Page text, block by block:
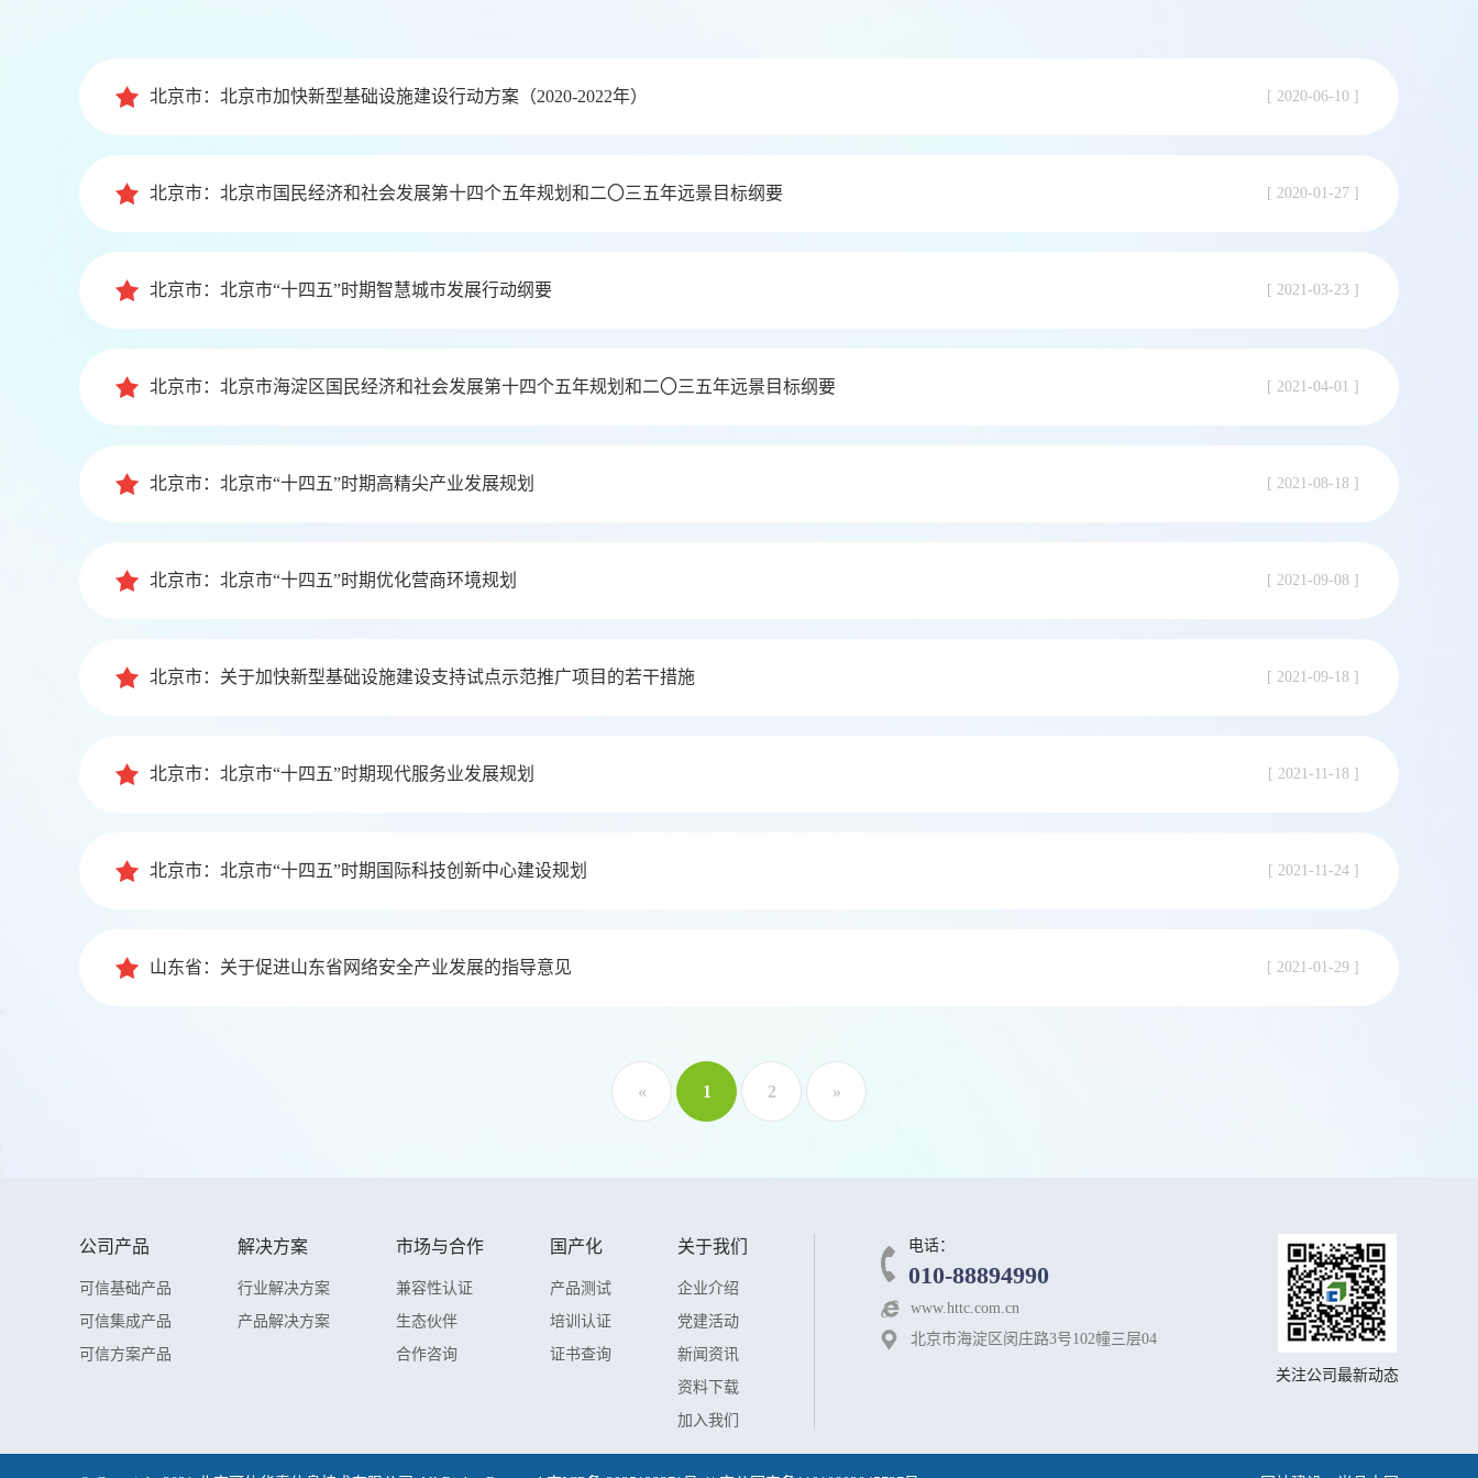
北京市：北京市加快新型基础设施建设行动方案（2020-2022年） [ 2020-06-10 ]
北京市：北京市国民经济和社会发展第十四个五年规划和二〇三五年远景目标纲要 [ 2020-01-27 ]
北京市：北京市“十四五”时期智慧城市发展行动纲要 [ 2021-03-23 ]
北京市：北京市海淀区国民经济和社会发展第十四个五年规划和二〇三五年远景目标纲要 [ 2021-04-01 ]
北京市：北京市“十四五”时期高精尖产业发展规划 [ 2021-08-18 ]
北京市：北京市“十四五”时期优化营商环境规划 [ 2021-09-08 ]
北京市：关于加快新型基础设施建设支持试点示范推广项目的若干措施 [ 2021-09-18 ]
北京市：北京市“十四五”时期现代服务业发展规划 [ 2021-11-18 ]
北京市：北京市“十四五”时期国际科技创新中心建设规划 [ 2021-11-24 ]
山东省：关于促进山东省网络安全产业发展的指导意见 [ 2021-01-29 ]
« 1 2 »
公司产品
可信基础产品
可信集成产品
可信方案产品
解决方案
行业解决方案
产品解决方案
市场与合作
兼容性认证
生态伙伴
合作咨询
国产化
产品测试
培训认证
证书查询
关于我们
企业介绍
党建活动
新闻资讯
资料下载
加入我们
电话：
010-88894990
www.httc.com.cn
北京市海淀区闵庄路3号102幢三层04
关注公司最新动态